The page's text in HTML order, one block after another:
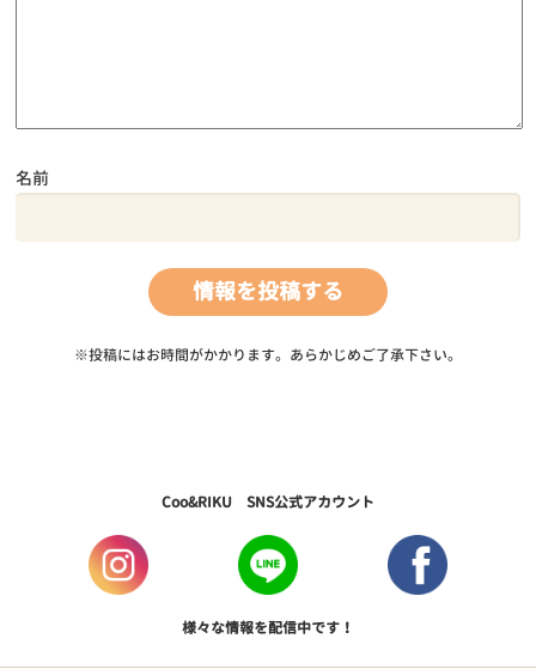
名前
※投稿にはお時間がかかります。あらかじめご了承下さい。
Coo&RIKU SNS公式アカウント
様々な情報を配信中です！